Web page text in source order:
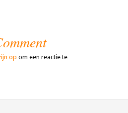
op om een reactie te